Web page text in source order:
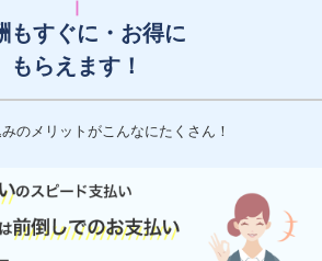
もすぐに・お得に
もらえます！
のメリットがこんなにたくさん！